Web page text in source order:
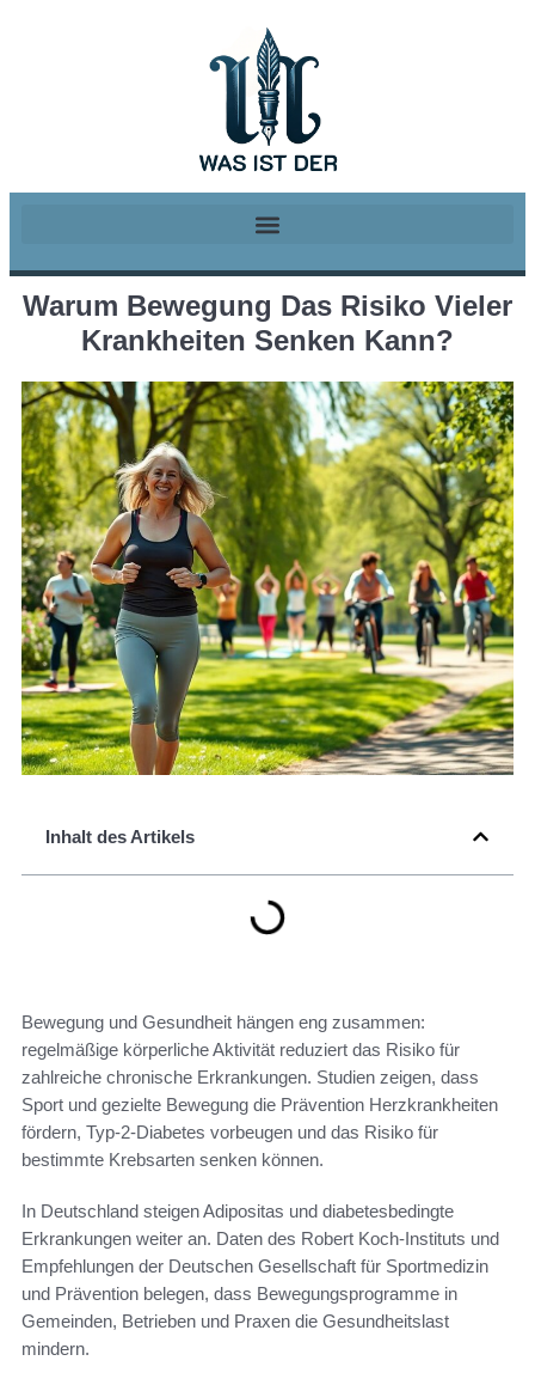
Warum Bewegung Das Risiko Vieler
Krankheiten Senken Kann?
Inhalt des Artikels
Bewegung und Gesundheit hängen eng zusammen:
regelmäßige körperliche Aktivität reduziert das Risiko für
zahlreiche chronische Erkrankungen. Studien zeigen, dass
Sport und gezielte Bewegung die Prävention Herzkrankheiten
fördern, Typ‑2‑Diabetes vorbeugen und das Risiko für
bestimmte Krebsarten senken können.
In Deutschland steigen Adipositas und diabetesbedingte
Erkrankungen weiter an. Daten des Robert Koch‑Instituts und
Empfehlungen der Deutschen Gesellschaft für Sportmedizin
und Prävention belegen, dass Bewegungsprogramme in
Gemeinden, Betrieben und Praxen die Gesundheitslast
mindern.